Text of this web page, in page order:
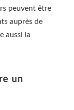
peuvent être
auprès de
aussi la
un